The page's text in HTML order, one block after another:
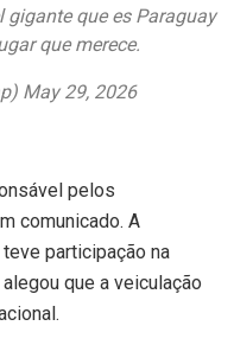
que es Paraguay
que merece.
May 29, 2026
pelos
comunicado. A
teve participação na
que a veiculação